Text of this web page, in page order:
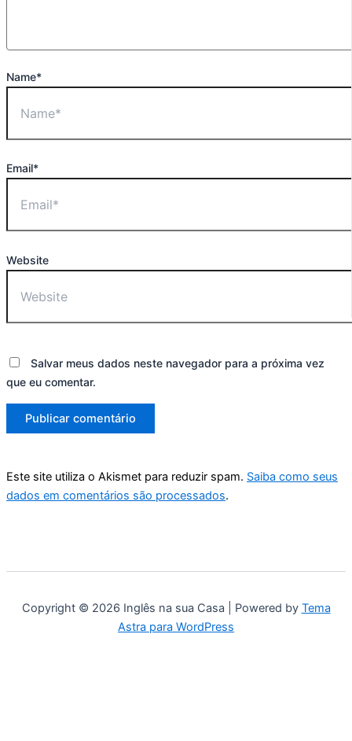
Name*
Email*
Website
Salvar meus dados neste navegador para a próxima vez
que eu comentar.
Este site utiliza o Akismet para reduzir spam. Saiba como seus
dados em comentários são processados.
Copyright © 2026 Inglês na sua Casa | Powered by Tema
Astra para WordPress